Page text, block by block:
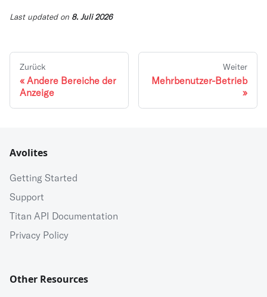
Last updatedon 8. Juli 2026
Zurück
Andere Bereiche der
Anzeige
Weiter
Mehrbenutzer-Betrieb
Avolites
Getting Started
Support
Titan API Documentation
Privacy Policy
Other Resources